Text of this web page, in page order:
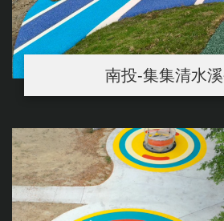
南投-集集清水